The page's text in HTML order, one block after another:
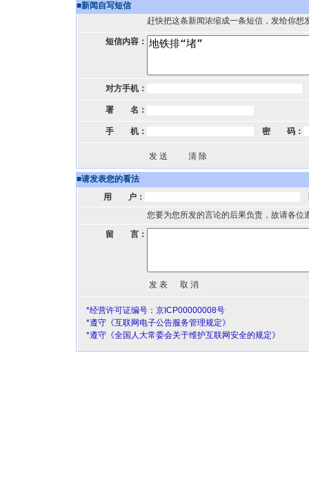
■新闻自写短信
赶快把这条新闻浓缩成一条短信，发给你想
短信内容：
对方手机：
署 名：
手 机： 密 码：
■请发表您的看法
用 户：
您要为您所发的言论的后果负责，故请各位
留 言：
*经营许可证编号：京ICP00000008号
*遵守《互联网电子公告服务管理规定》
*遵守《全国人大常委会关于维护互联网安全的规定》